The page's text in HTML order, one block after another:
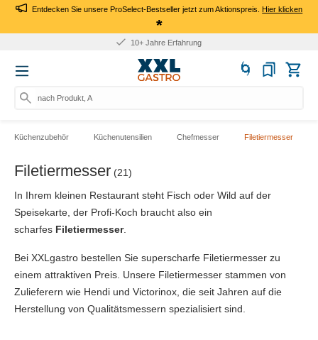
Entdecken Sie unsere ProSelect-Bestseller jetzt zum Aktionspreis.Hier klicken
*
10+ Jahre Erfahrung
nach Produkt, Art.-Nr.
Küchenzubehör Küchenutensilien Chefmesser Filetiermesser
Filetiermesser (21)
In Ihrem kleinen Restaurant steht Fisch oder Wild auf der
Speisekarte, der Profi-Koch braucht also ein
scharfes Filetiermesser.
Bei XXLgastro bestellen Sie superscharfe Filetiermesser zu
einem attraktiven Preis. Unsere Filetiermesser stammen von
Zulieferern wie Hendi und Victorinox, die seit Jahren auf die
Herstellung von Qualitätsmessern spezialisiert sind.